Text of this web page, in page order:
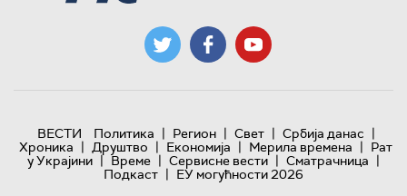
ВЕСТИ Политика | Регион | Свет | Србија данас |
Хроника | Друштво | Економија | Мерила времена | Рат
у Украјини | Време | Сервисне вести | Сматрачница |
Подкаст | ЕУ могућности 2026